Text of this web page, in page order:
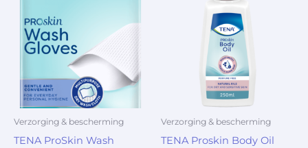
Verzorging & bescherming
TENA ProSkin Wash
Verzorging & bescherming
TENA Proskin Body Oil